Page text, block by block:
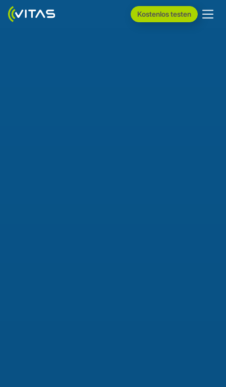
Kostenlos testen